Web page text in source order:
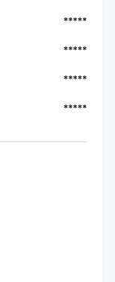
*****
*****
*****
*****